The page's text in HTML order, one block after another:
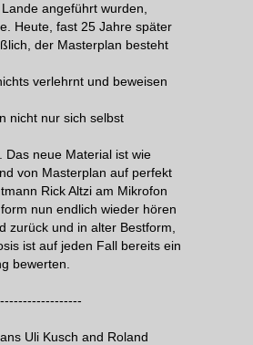
angeführt wurden,
Heute, fast 25 Jahre später
der Masterplan besteht
verlehrnt und beweisen
nicht nur sich selbst
Das neue Material ist wie
von Masterplan auf perfekt
Rick Altzi am Mikrofon
nun endlich wieder hören
zurück und in alter Bestform,
ist auf jeden Fall bereits ein
bewerten.
Uli Kusch and Roland